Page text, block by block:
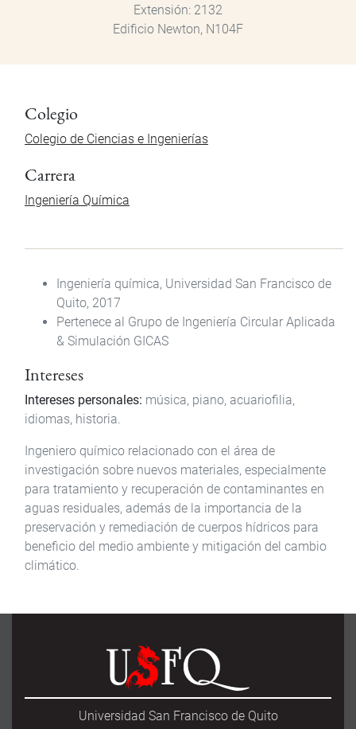
Extensión 2132
Edificio Newton, N104F
Colegio
Colegio de Ciencias e Ingenierías
Carrera
Ingeniería Química
Ingeniería química, Universidad San Francisco de
Quito, 2017
Pertenece al Grupo de Ingeniería Circular Aplicada
& Simulación GICAS
Intereses
Intereses personales: música, piano, acuariofilia,
idiomas, historia.
Ingeniero químico relacionado con el área de
investigación sobre nuevos materiales, especialmente
para tratamiento y recuperación de contaminantes en
aguas residuales, además de la importancia de la
preservación y remediación de cuerpos hídricos para
beneficio del medio ambiente y mitigación del cambio
climático.
Universidad San Francisco de Quito